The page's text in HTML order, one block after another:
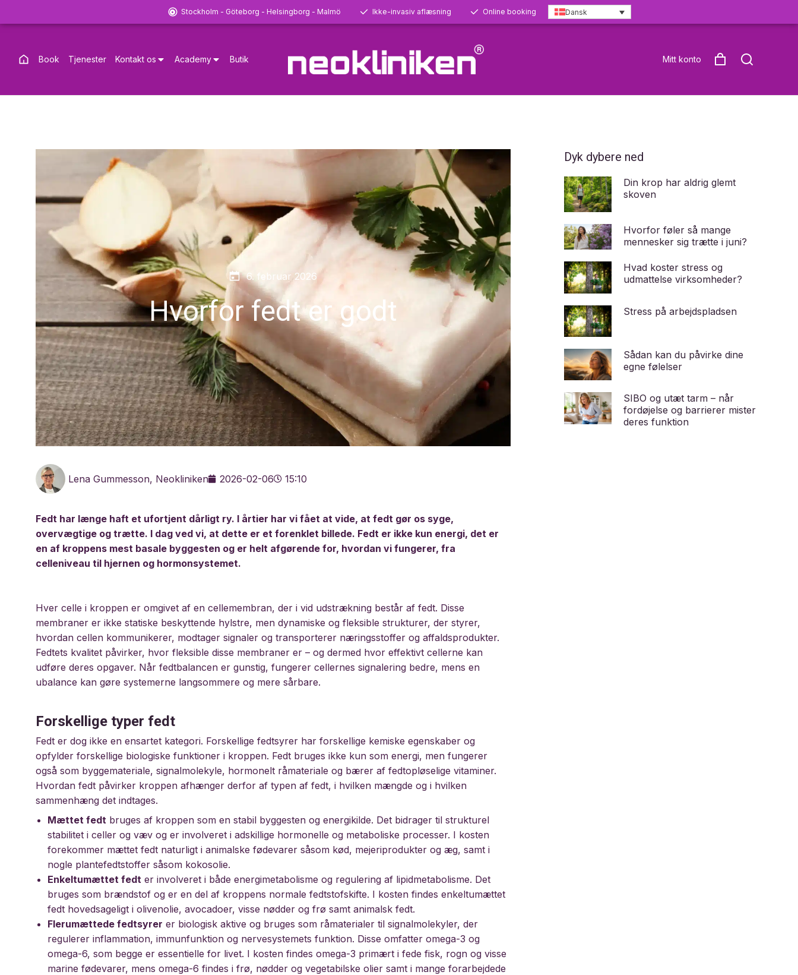
Stockholm - Göteborg - Helsingborg - Malmö Ikke-invasiv aflæsning Online booking Dansk
Book Tjenester Kontakt os Academy Butik Mitt konto
6. februar 2026
Hvorfor fedt er godt
Lena Gummesson, Neokliniken 2026-02-06 15:10
Fedt har længe haft et ufortjent dårligt ry. I årtier har vi fået at vide, at fedt gør os syge,
overvægtige og trætte. I dag ved vi, at dette er et forenklet billede. Fedt er ikke kun energi, det er
en af ​​kroppens mest basale byggesten og er helt afgørende for, hvordan vi fungerer, fra
celleniveau til hjernen og hormonsystemet.
Hver celle i kroppen er omgivet af en cellemembran, der i vid udstrækning består af fedt. Disse
membraner er ikke statiske beskyttende hylstre, men dynamiske og fleksible strukturer, der styrer,
hvordan cellen kommunikerer, modtager signaler og transporterer næringsstoffer og affaldsprodukter.
Fedtets kvalitet påvirker, hvor fleksible disse membraner er – og dermed hvor effektivt cellerne kan
udføre deres opgaver. Når fedtbalancen er gunstig, fungerer cellernes signalering bedre, mens en
ubalance kan gøre systemerne langsommere og mere sårbare.
Forskellige typer fedt
Fedt er dog ikke en ensartet kategori. Forskellige fedtsyrer har forskellige kemiske egenskaber og
opfylder forskellige biologiske funktioner i kroppen. Fedt bruges ikke kun som energi, men fungerer
også som byggemateriale, signalmolekyle, hormonelt råmateriale og bærer af fedtopløselige vitaminer.
Hvordan fedt påvirker kroppen afhænger derfor af typen af ​​fedt, i hvilken mængde og i hvilken
sammenhæng det indtages.
Mættet fedt bruges af kroppen som en stabil byggesten og energikilde. Det bidrager til strukturel
stabilitet i celler og væv og er involveret i adskillige hormonelle og metaboliske processer. I kosten
forekommer mættet fedt naturligt i animalske fødevarer såsom kød, mejeriprodukter og æg, samt i
nogle plantefedtstoffer såsom kokosolie.
Enkeltumættet fedt er involveret i både energimetabolisme og regulering af lipidmetabolisme. Det
bruges som brændstof og er en del af kroppens normale fedtstofskifte. I kosten findes enkeltumættet
fedt hovedsageligt i olivenolie, avocadoer, visse nødder og frø samt animalsk fedt.
Flerumættede fedtsyrer er biologisk aktive og bruges som råmaterialer til signalmolekyler, der
regulerer inflammation, immunfunktion og nervesystemets funktion. Disse omfatter omega-3 og
omega-6, som begge er essentielle for livet. I kosten findes omega-3 primært i fede fisk, rogn og visse
marine fødevarer, mens omega-6 findes i frø, nødder og vegetabilske olier samt i mange forarbejdede
Dyk dybere ned
Din krop har aldrig glemt
skoven
Hvorfor føler så mange
mennesker sig trætte i juni?
Hvad koster stress og
udmattelse virksomheder?
Stress på arbejdspladsen
Sådan kan du påvirke dine
egne følelser
SIBO og utæt tarm – når
fordøjelse og barrierer mister
deres funktion